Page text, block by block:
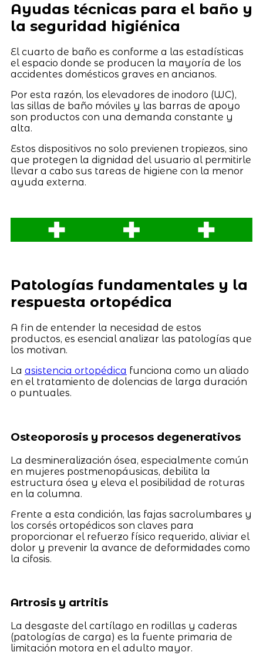
Ayudas técnicas para el baño y
la seguridad higiénica
El cuarto de baño es conforme a las estadísticas
el espacio donde se producen la mayoría de los
accidentes domésticos graves en ancianos.
Por esta razón, los elevadores de inodoro (WC),
las sillas de baño móviles y las barras de apoyo
son productos con una demanda constante y
alta.
Estos dispositivos no solo previenen tropiezos, sino
que protegen la dignidad del usuario al permitirle
llevar a cabo sus tareas de higiene con la menor
ayuda externa.
Patologías fundamentales y la
respuesta ortopédica
A fin de entender la necesidad de estos
productos, es esencial analizar las patologías que
los motivan.
La asistencia ortopédica funciona como un aliado
en el tratamiento de dolencias de larga duración
o puntuales.
Osteoporosis y procesos degenerativos
La desmineralización ósea, especialmente común
en mujeres postmenopáusicas, debilita la
estructura ósea y eleva el posibilidad de roturas
en la columna.
Frente a esta condición, las fajas sacrolumbares y
los corsés ortopédicos son claves para
proporcionar el refuerzo físico requerido, aliviar el
dolor y prevenir la avance de deformidades como
la cifosis.
Artrosis y artritis
La desgaste del cartílago en rodillas y caderas
(patologías de carga) es la fuente primaria de
limitación motora en el adulto mayor.